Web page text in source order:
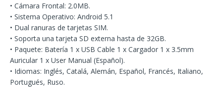
• Cámara Frontal: 2.0MB.
• Sistema Operativo: Android 5.1
• Dual ranuras de tarjetas SIM.
• Soporta una tarjeta SD externa hasta de 32GB.
• Paquete: Batería 1 x USB Cable 1 x Cargador 1 x 3.5mm
Auricular 1 x User Manual (Español).
• Idiomas: Inglés, Catalá, Alemán, Español, Francés, Italiano,
Portugués, Ruso.